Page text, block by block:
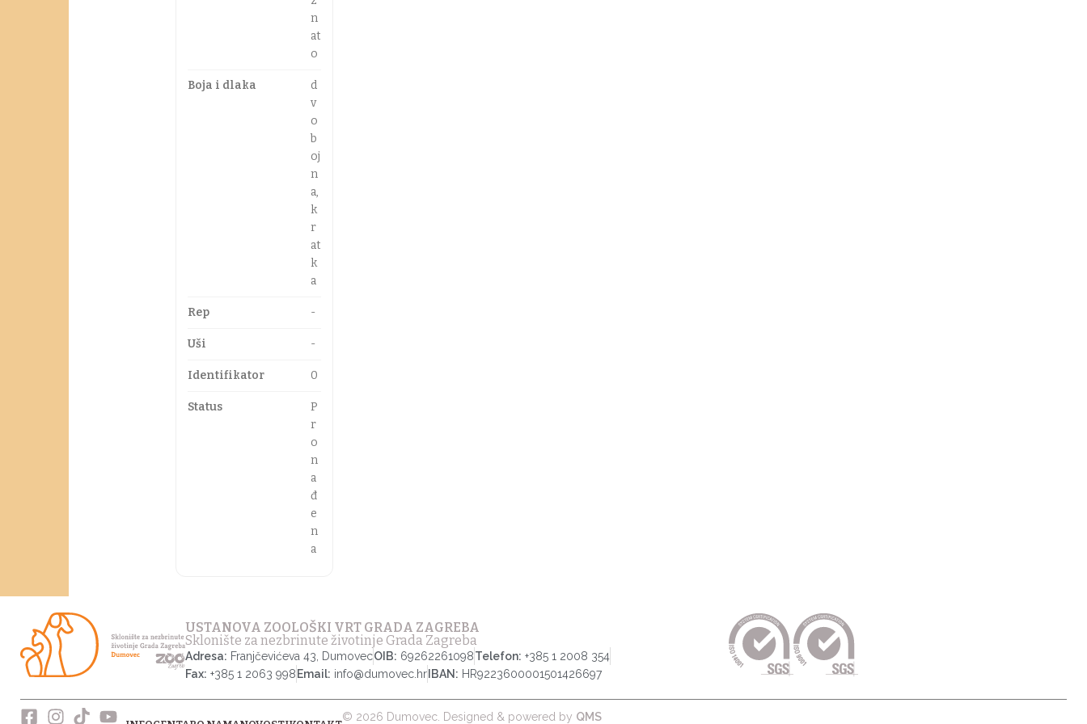
n
at
o
Boja i dlaka
d
v
o
b
oj
n
a,
k
r
at
k
a
Rep -
Uši -
Identifikator 0
Status
P
r
o
n
a
đ
e
n
a
USTANOVA ZOOLOŠKI VRT GRADA ZAGREBA
Sklonište za nezbrinute životinje Grada Zagreba
Adresa: Franjčevićeva 43, DumovecOIB: 69262261098Telefon: +385 1 2008 354
Fax: +385 1 2063 998 Email: info@dumovec.hr IBAN: HR9223600001501426697
© 2026 Dumovec. Designed & powered by QMS